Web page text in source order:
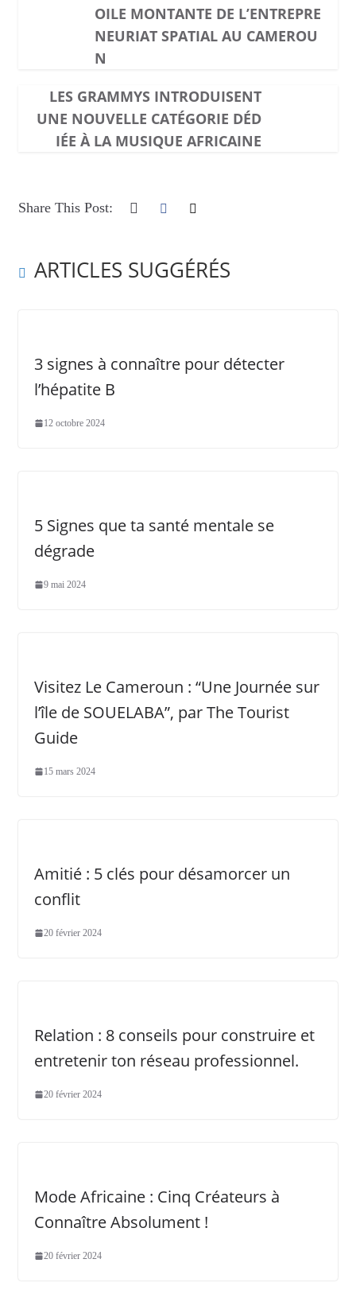
OILE MONTANTE DE L’ENTREPRE
NEURIAT SPATIAL AU CAMEROU
N
LES GRAMMYS INTRODUISENT
UNE NOUVELLE CATÉGORIE DÉD
IÉE À LA MUSIQUE AFRICAINE
Share This Post:
ARTICLES SUGGÉRÉS
3 signes à connaître pour détecter
l’hépatite B
12 octobre 2024
5 Signes que ta santé mentale se
dégrade
9 mai 2024
Visitez Le Cameroun : “Une Journée sur
l’île de SOUELABA”, par The Tourist
Guide
15 mars 2024
Amitié : 5 clés pour désamorcer un
conflit
20 février 2024
Relation : 8 conseils pour construire et
entretenir ton réseau professionnel.
20 février 2024
Mode Africaine : Cinq Créateurs à
Connaître Absolument !
20 février 2024